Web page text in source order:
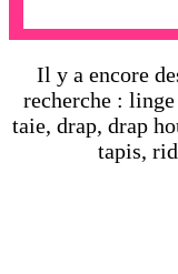
Il y a encore
recherche :
taie, drap, drap
tapis,